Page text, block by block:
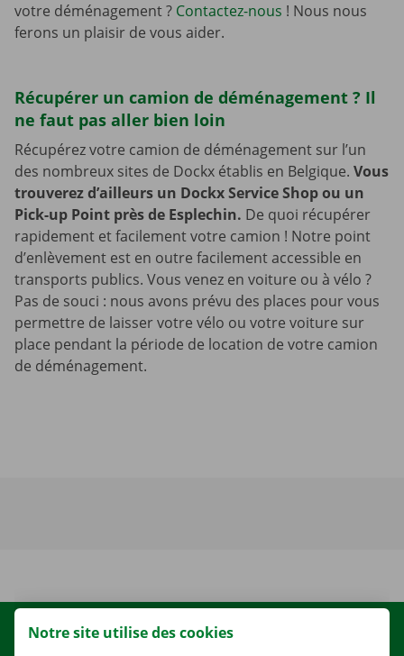
votre déménagement ? Contactez-nous ! Nous nous
ferons un plaisir de vous aider.
Récupérer un camion de déménagement ? Il
ne faut pas aller bien loin
Récupérez votre camion de déménagement sur l’un
des nombreux sites de Dockx établis en Belgique. Vous
trouverez d’ailleurs un Dockx Service Shop ou un
Pick-up Point près de Esplechin. De quoi récupérer
rapidement et facilement votre camion ! Notre point
d’enlèvement est en outre facilement accessible en
transports publics. Vous venez en voiture ou à vélo ?
Pas de souci : nous avons prévu des places pour vous
permettre de laisser votre vélo ou votre voiture sur
place pendant la période de location de votre camion
de déménagement.
LOCATION
Notre site utilise des cookies